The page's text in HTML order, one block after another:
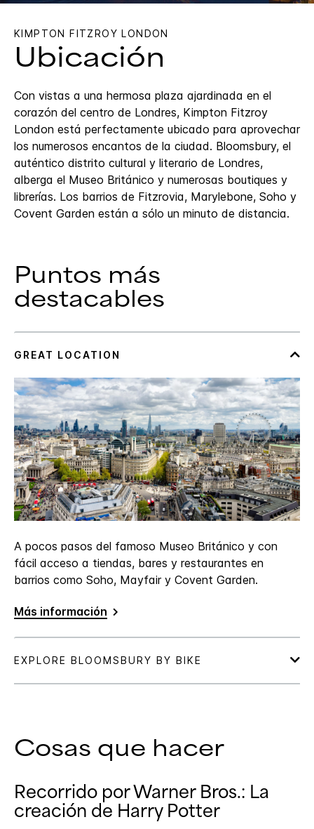
KIMPTON FITZROY LONDON
Ubicación
Con vistas a una hermosa plaza ajardinada en el
corazón del centro de Londres, Kimpton Fitzroy
London está perfectamente ubicado para aprovechar
los numerosos encantos de la ciudad. Bloomsbury, el
auténtico distrito cultural y literario de Londres,
alberga el Museo Británico y numerosas boutiques y
librerías. Los barrios de Fitzrovia, Marylebone, Soho y
Covent Garden están a sólo un minuto de distancia.
Puntos más
destacables
A pocos pasos del famoso Museo Británico y con
fácil acceso a tiendas, bares y restaurantes en
barrios como Soho, Mayfair y Covent Garden.
Más información
Cosas que hacer
Recorrido por Warner Bros.: La
creación de Harry Potter